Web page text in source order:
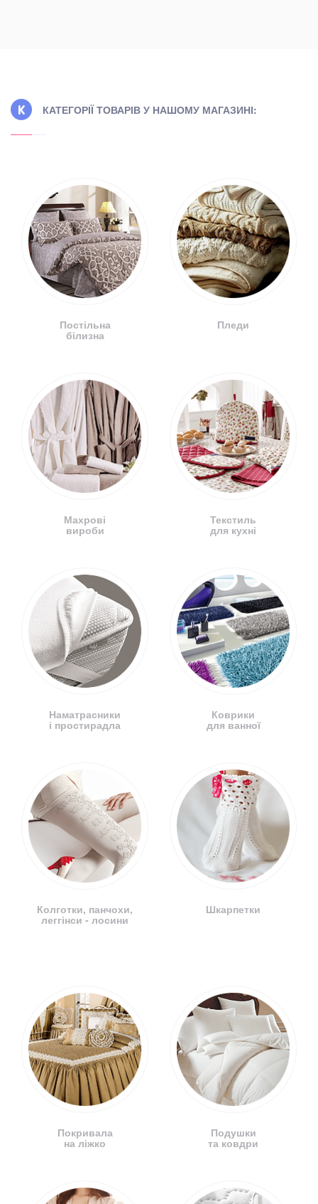
КАТЕГОРІЇ ТОВАРІВ У НАШОМУ МАГАЗИНІ:
Постільна
білизна
Махрові
вироби
Наматрасники
і простирадла
Колготки, панчохи,
леггінси - лосини
Пледи
Текстиль
для кухні
Коврики
для ванної
Шкарпетки
Покривала
на ліжко
Подушки
та ковдри